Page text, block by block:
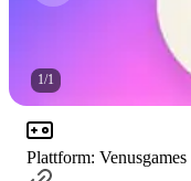
1/1
Plattform: Venusgames